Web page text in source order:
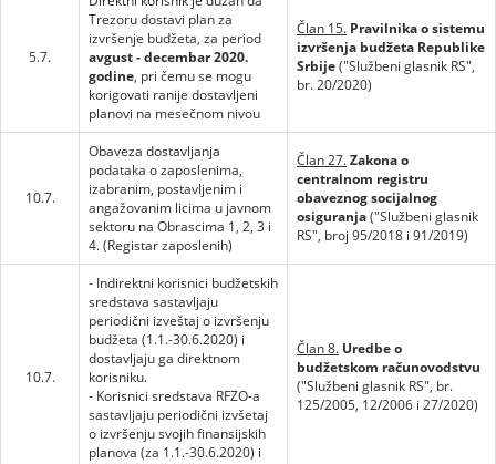
5.7.
Trezoru dostavi plan za
izvršenje budžeta, za period
avgust - decembar 2020.
godine, pri čemu se mogu
korigovati ranije dostavljeni
planovi na mesečnom nivou
Član 15. Pravilnika o sistemu
izvršenja budžeta Republike
Srbije("Službeni glasnik RS",
br. 20/2020)
10.7.
Obaveza dostavljanja
podataka o zaposlenima,
izabranim, postavljenim i
angažovanim licima u javnom
sektoru na Obrascima 1, 2, 3 i
4. (Registar zaposlenih)
Član 27.Zakona o
centralnom registru
obaveznog socijalnog
osiguranja("Službeni glasnik
RS", broj 95/2018 i 91/2019)
10.7.
- Indirektni korisnici budžetskih
sredstava sastavljaju
periodični izveštaj o izvršenju
budžeta (1.1.-30.6.2020) i
dostavljaju ga direktnom
korisniku.
- Korisnici sredstava RFZO-a
sastavljaju periodični izvšetaj
o izvršenju svojih finansijskih
planova (za 1.1.-30.6.2020) i
Član 8. Uredbe o
budžetskom računovodstvu
("Službeni glasnik RS", br.
125/2005, 12/2006 i 27/2020)